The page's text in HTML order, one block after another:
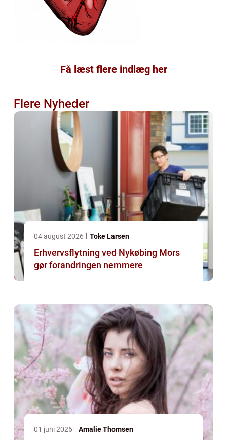
Få læst flere indlæg her
Flere Nyheder
04 august 2026 Toke Larsen
Erhvervsflytning ved Nykøbing Mors
gør forandringen nemmere
01 juni 2026 Amalie Thomsen